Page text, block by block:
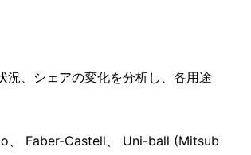
、シェアの変化を分析し、各用途
、 Faber-Castell、 Uni-ball (Mitsub